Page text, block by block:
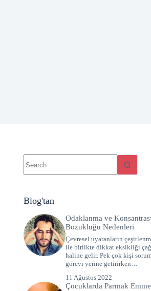
Blog'tan
Odaklanma ve
Bozukluğu Nedenleri
Çevresel uyaranların
ile birlikte dikkat eksikliği
haline gelir. Pek çok kişi
görevi yerine getirirken…
11 Ağustos 2022
Çocuklarda Parmak Emme